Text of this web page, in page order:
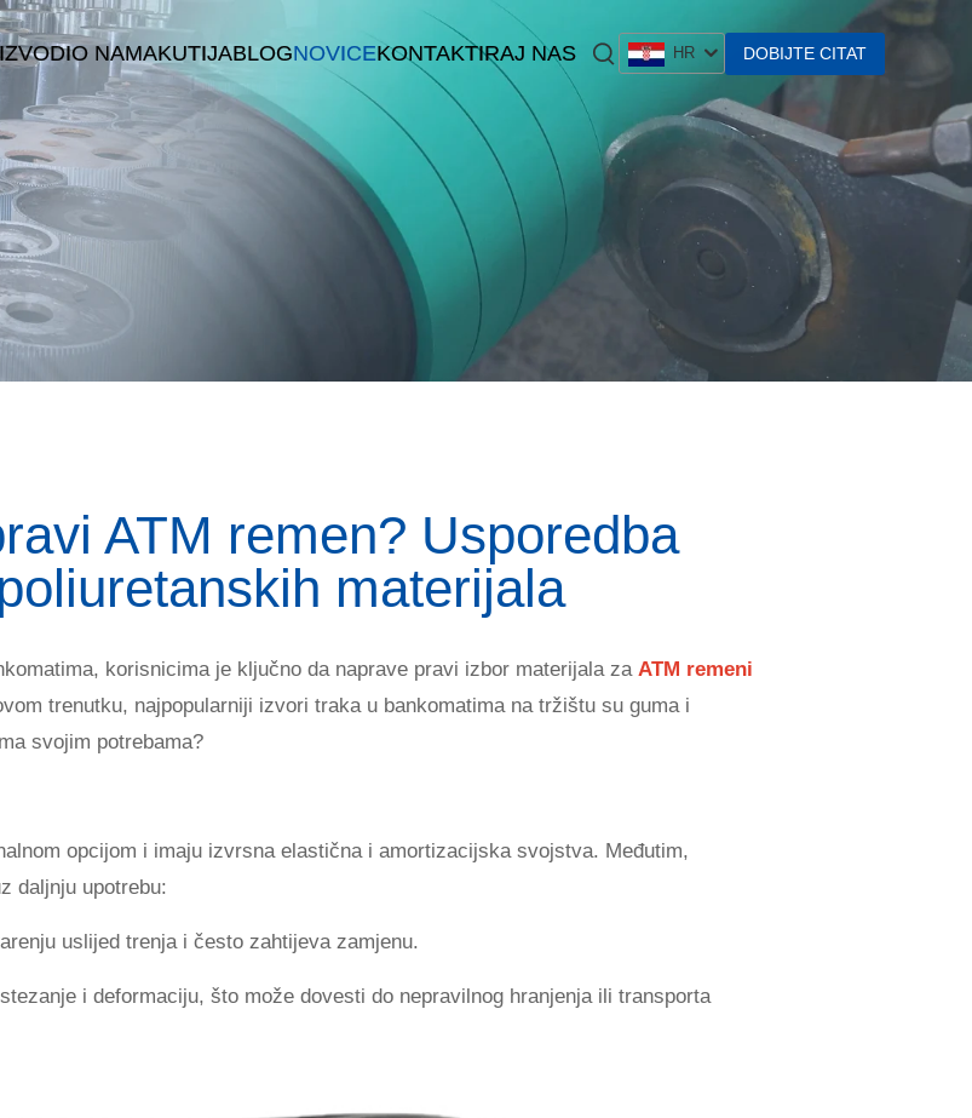
O NAMAKUTIJABLOGNOVICEKONTAKTIRAJ NAS HR DOBIJTE CITAT
ATM remen? Usporedba
materijala
korisnicima je ključno da naprave pravi izbor materijala za ATM remeni
trenutku, najpopularniji izvori traka u bankomatima na tržištu su guma i
svojim potrebama?
opcijom i imaju izvrsna elastična i amortizacijska svojstva. Međutim,
daljnju upotrebu:
uslijed trenja i često zahtijeva zamjenu.
i deformaciju, što može dovesti do nepravilnog hranjenja ili transporta